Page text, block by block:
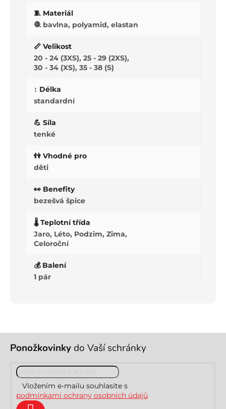
🧵 Materiál
🧶 bavlna, polyamid, elastan
📏 Velikost
20 - 24 (3XS), 25 - 29 (2XS),
30 - 34 (XS), 35 - 38 (S)
↕️ Délka
standardní
💪 Síla
tenké
👫 Vhodné pro
děti
👀 Benefity
bezešvá špice
🌡️ Teplotní třída
Jaro, Léto, Podzim, Zima,
Celoroční
💰 Balení
1 pár
Z
Ponožkovinky do Vaší schránky
Vložením e-mailu souhlasíte s
podmínkami ochrany osobních údajů